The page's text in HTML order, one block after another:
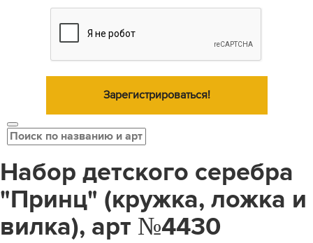
Зарегистрироваться!
Набор детского серебра
"Принц" (кружка, ложка и
вилка), арт №4430